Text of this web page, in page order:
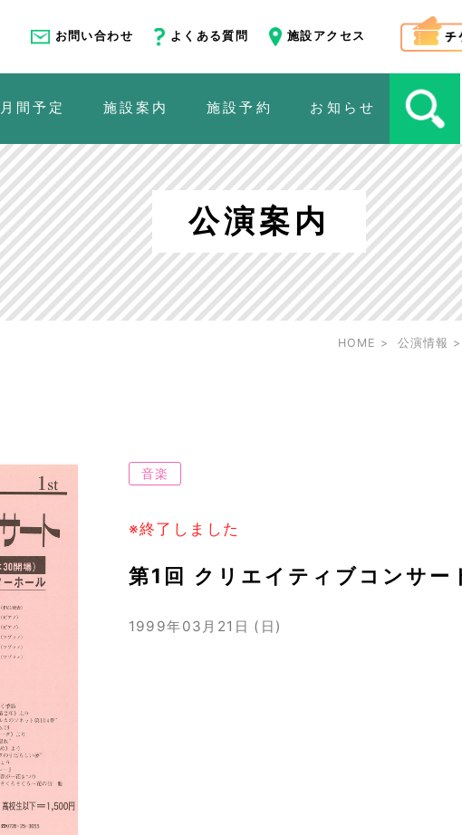
お問い合わせ よくある質問 施設アクセス
月間予定 施設案内 施設予約 お知らせ
公演案内
HOME 公演情報
音楽
※終了しました
第1回 クリエイティブコンサー
1999年03月21日 (日)